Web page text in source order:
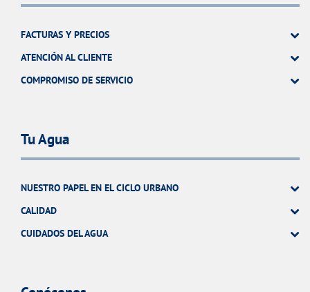
FACTURAS Y PRECIOS
ATENCIÓN AL CLIENTE
COMPROMISO DE SERVICIO
Tu Agua
NUESTRO PAPEL EN EL CICLO URBANO
CALIDAD
CUIDADOS DEL AGUA